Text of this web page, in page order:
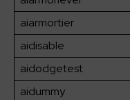
aiarmortier
aidisable
aidodgetest
aidummy